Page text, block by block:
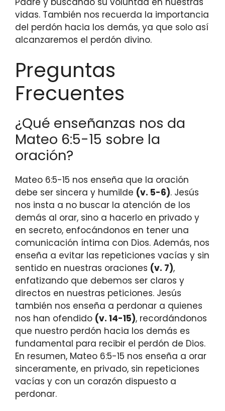
vidas. También nos recuerda la importancia
del perdón hacia los demás, ya que solo así
alcanzaremos el perdón divino.
Preguntas
Frecuentes
¿Qué enseñanzas nos da
Mateo 6:5-15 sobre la
oración?
Mateo 6:5-15 nos enseña que la oración
debe ser sincera y humilde (v. 5-6). Jesús
nos insta a no buscar la atención de los
demás al orar, sino a hacerlo en privado y
en secreto, enfocándonos en tener una
comunicación íntima con Dios. Además, nos
enseña a evitar las repeticiones vacías y sin
sentido en nuestras oraciones (v. 7),
enfatizando que debemos ser claros y
directos en nuestras peticiones. Jesús
también nos enseña a perdonar a quienes
nos han ofendido (v. 14-15), recordándonos
que nuestro perdón hacia los demás es
fundamental para recibir el perdón de Dios.
En resumen, Mateo 6:5-15 nos enseña a orar
sinceramente, en privado, sin repeticiones
vacías y con un corazón dispuesto a
perdonar.